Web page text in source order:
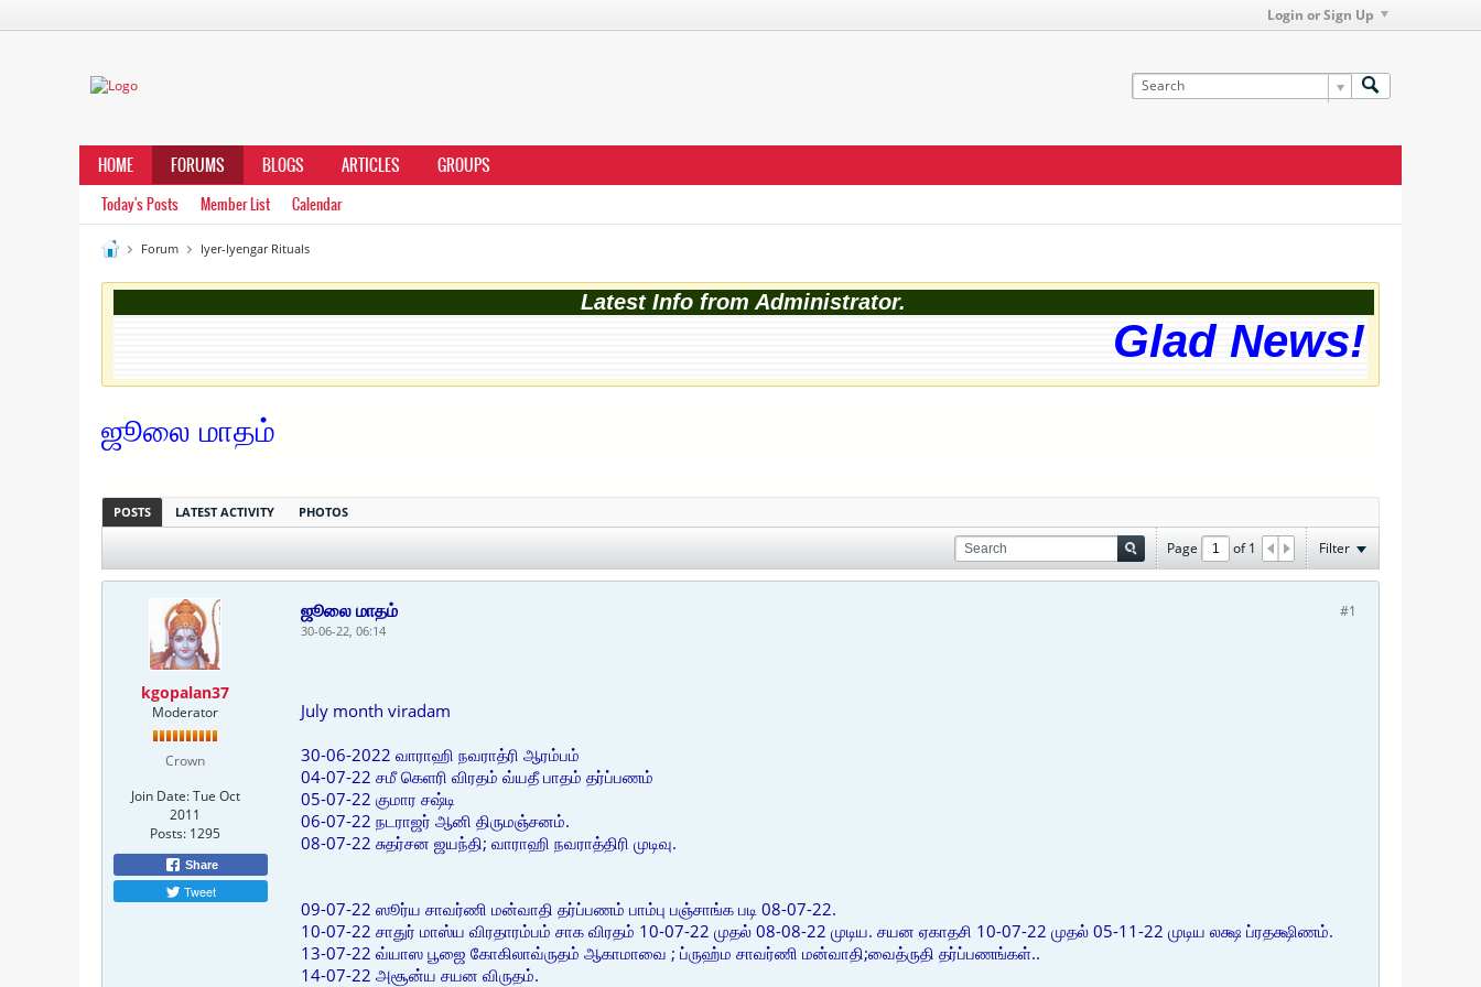
Login or Sign Up
HOME FORUMS BLOGS ARTICLES GROUPS
Today's Posts Member List Calendar
Forum Iyer-Iyengar Rituals
Latest Info from Administrator.
Glad News!
ஜூலை மாதம்
POSTS LATEST ACTIVITY PHOTOS
Page of1 Filter
kgopalan37
Moderator
Crown
Join Date: Tue Oct
2011
Posts: 1295
Share
Tweet
#1
ஜூலை மாதம்
30-06-22, 06:14
July month viradam
30-06-2022 வாராஹி நவராத்ரி ஆரம்பம்
04-07-22 சமீ கெளரி விரதம் வ்யதீ பாதம் தர்ப்பணம்
05-07-22 குமார சஷ்டி
06-07-22 நடராஜர் ஆனி திருமஞ்சனம்.
08-07-22 சுதர்சன ஜயந்தி; வாராஹி நவராத்திரி முடிவு.
09-07-22 ஸூர்ய சாவர்ணி மன்வாதி தர்ப்பணம் பாம்பு பஞ்சாங்க படி 08-07-22.
10-07-22 சாதுர் மாஸ்ய விரதாரம்பம் சாக விரதம் 10-07-22 முதல் 08-08-22 முடிய. சயன ஏகாதசி 10-07-22 முதல் 05-11-22 முடிய லக்ஷ ப்ரதக்ஷிணம்.
13-07-22 வ்யாஸ பூஜை கோகிலாவ்ருதம் ஆகாமாவை ; ப்ருஹ்ம சாவர்ணி மன்வாதி;வைத்ருதி தர்ப்பணங்கள்..
14-07-22 அசூன்ய சயன விருதம்.